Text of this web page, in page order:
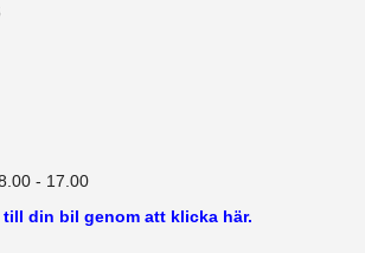
- 17.00
din bil genom att klicka här.